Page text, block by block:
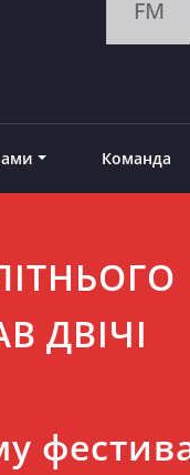
FM
Команда
ДВІЧІ